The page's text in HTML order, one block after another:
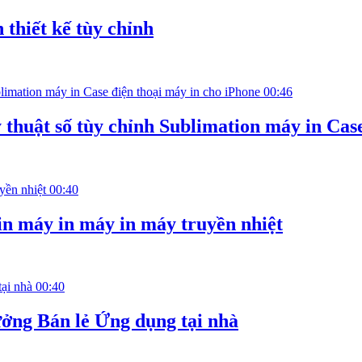
thiết kế tùy chỉnh
00:46
số tùy chỉnh Sublimation máy in
00:40
máy in máy in máy truyền nhiệt
00:40
Bán lẻ Ứng dụng tại nhà